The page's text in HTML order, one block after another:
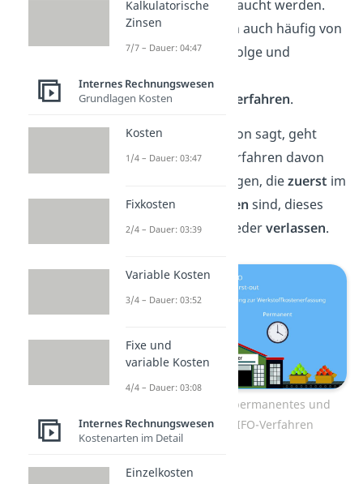
Reihenfolgeverbraucht werden.
Daher spricht man auch häufig von
einer Verbrauchsfolge und
demnach vom
Verbrauchsfolgeverfahren.
Wie der Name schon sagt, geht
man beim FIFO Verfahren davon
aus, dass Lieferungen, diezuerst im
Lagerangekommen sind, dieses
auch alserstes wiederverlassen.
Unterscheidung permanentes und
periodisches FIFO-Verfahren
Vor allem in der
Kalkulatorische
Zinsen
7/7 – Dauer: 04:47
Internes Rechnungswesen
Grundlagen Kosten
Kosten
1/4 – Dauer: 03:47
Fixkosten
2/4 – Dauer: 03:39
Variable Kosten
3/4 – Dauer: 03:52
Fixe und
variable Kosten
4/4 – Dauer: 03:08
Internes Rechnungswesen
Kostenarten im Detail
Einzelkosten